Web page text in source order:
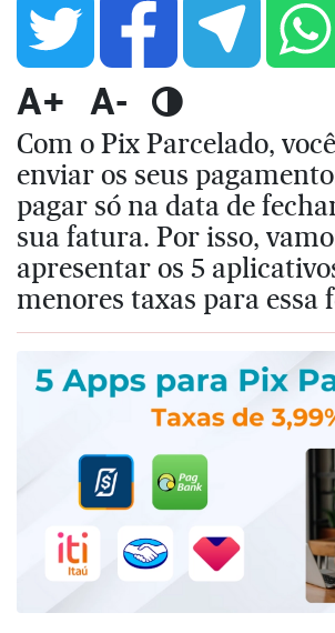
A+ A-
Com o Pix Parcelado,
enviar os seus
pagar só na data de
sua fatura. Por isso,
apresentar os 5
menores taxas para essa